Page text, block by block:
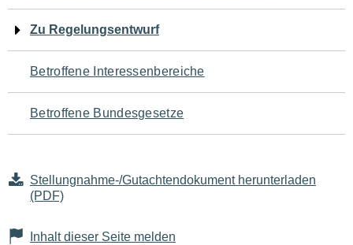
für
den
Seiteninhalt
Zu Regelungsentwurf
Betroffene Interessenbereiche
Betroffene Bundesgesetze
Stellungnahme-/Gutachtendokument herunterladen
(PDF)
Inhalt dieser Seite melden